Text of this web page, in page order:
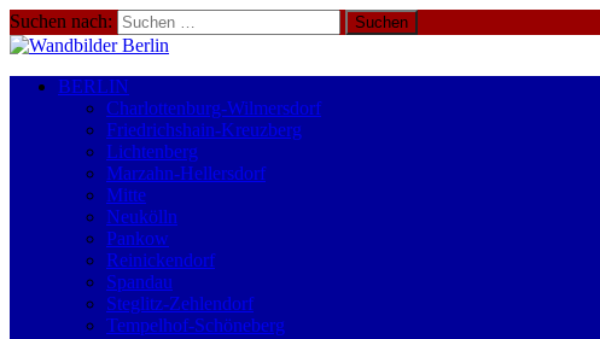
Suchen nach:
BERLIN
Charlottenburg-Wilmersdorf
Friedrichshain-Kreuzberg
Lichtenberg
Marzahn-Hellersdorf
Mitte
Neukölln
Pankow
Reinickendorf
Spandau
Steglitz-Zehlendorf
Tempelhof-Schöneberg